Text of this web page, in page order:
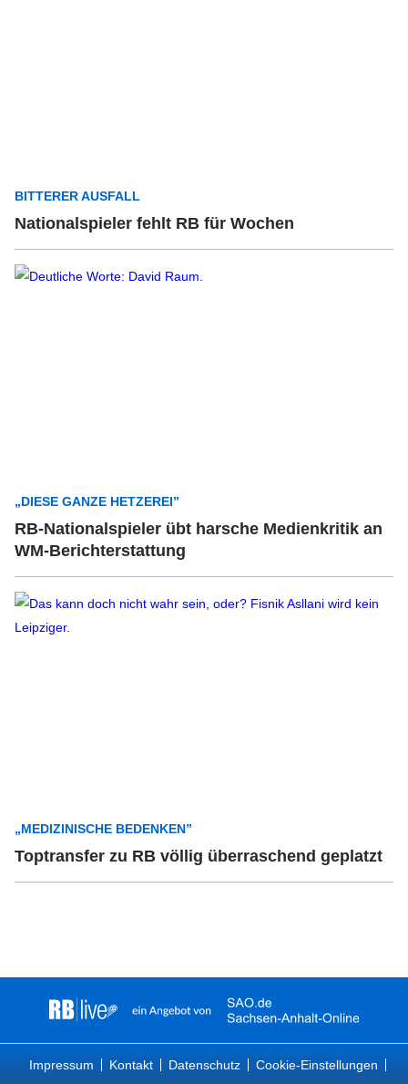
BITTERER AUSFALL
Nationalspieler fehlt RB für Wochen
„DIESE GANZE HETZEREI”
RB-Nationalspieler übt harsche Medienkritik an
WM-Berichterstattung
„MEDIZINISCHE BEDENKEN”
Toptransfer zu RB völlig überraschend geplatzt
Impressum Kontakt Datenschutz Cookie-Einstellungen